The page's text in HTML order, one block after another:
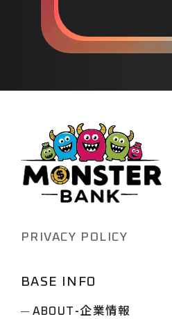
「重し」となること
に、既存事業が安定
ど、未知の領域への
る意思決定: データ
を欠き、具体的な次
くくなります。部下
返ってこないことに
抱える状況も、まさ
えるでしょう。 実行
成されるも…
PRIVACY POLICY
BASE INFO
ABOUT -企業情報